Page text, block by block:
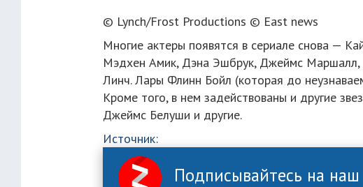
© Lynch/Frost Productions © East news
Многие актеры появятся в сериале снова —
Мэдхен Амик, Дэна Эшбрук, Джеймс Маршалл,
Линч. Лары Флинн Бойл (которая до
Кроме того, в нем задействованы и другие
Джеймс Белуши и другие.
Источник:
Подписывайтесь на